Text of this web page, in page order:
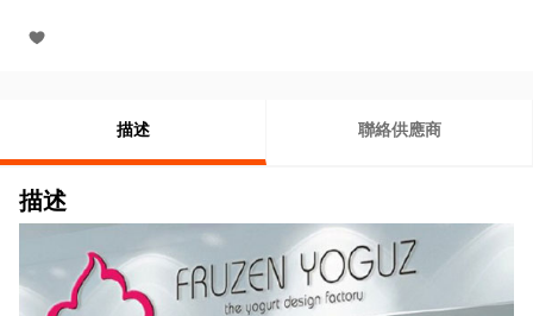
描述 聯絡供應商
描述